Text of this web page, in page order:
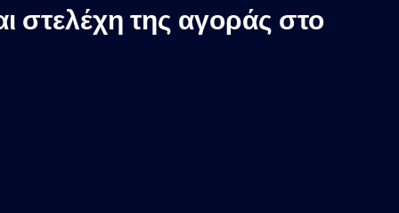
στελέχη της αγοράς στο